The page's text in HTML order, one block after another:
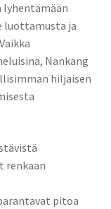
lyhentämään
luottamusta ja
Nankang
hiljaisen
renkaan
pitoa